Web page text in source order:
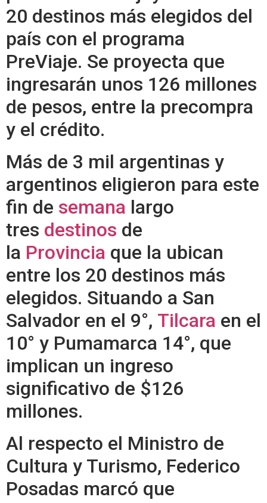
20 destinos más elegidos del
país con el programa
PreViaje. Se proyecta que
ingresarán unos 126 millones
de pesos, entre la precompra
y el crédito.
Más de 3 mil argentinas y
argentinos eligieron para este
fin de semana largo
tres destinos de
la Provincia que la ubican
entre los 20 destinos más
elegidos. Situando a San
Salvador en el 9°, Tilcara en el
10° y Pumamarca 14°, que
implican un ingreso
significativo de $126
millones.
Al respecto el Ministro de
Cultura y Turismo, Federico
Posadas marcó que